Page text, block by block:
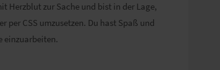
Herzblut zur Sache und bist in der Lage,
per CSS umzusetzen. Du hast Spaß und
einzuarbeiten.